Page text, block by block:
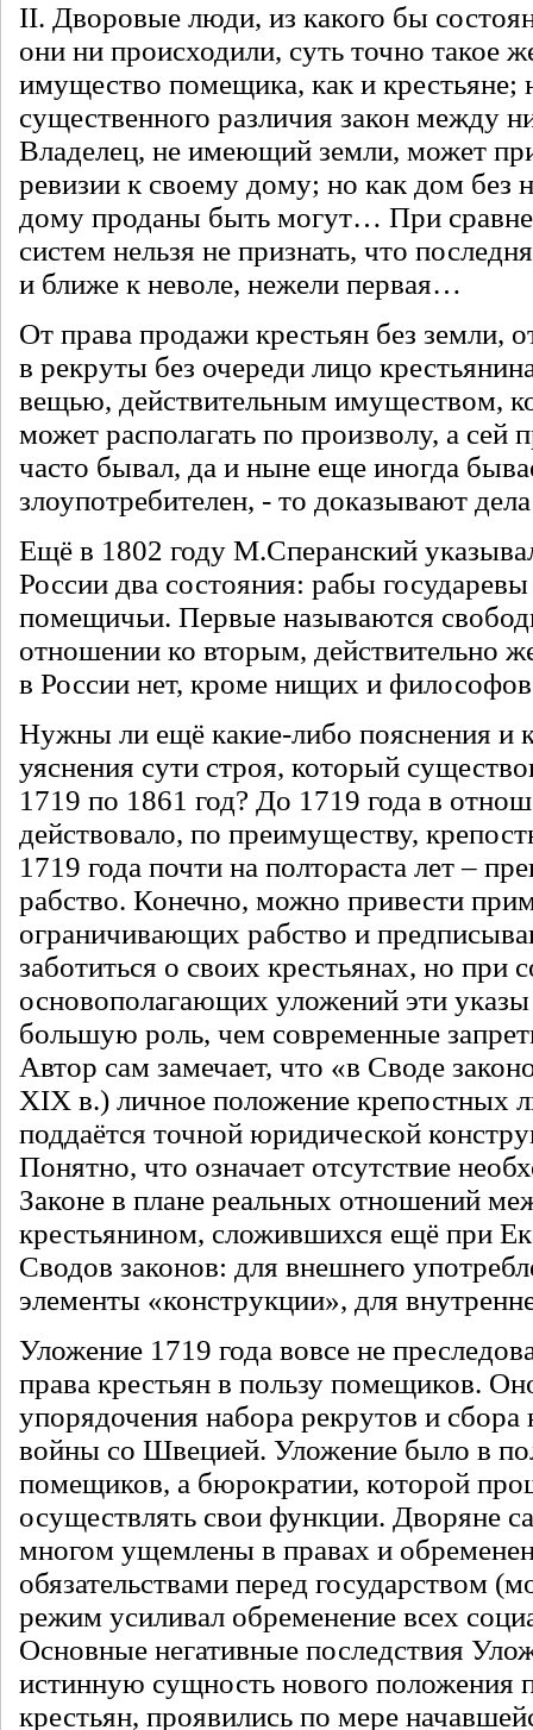
II. Дворовые люди, из какого бы
они ни происходили, суть точно такое
имущество помещика, как и крестьяне;
существенного различия закон между
Владелец, не имеющий земли, может
ревизии к своему дому; но как дом без
дому проданы быть могут… При
систем нельзя не признать, что
и ближе к неволе, нежели первая…
От права продажи крестьян без земли,
в рекруты без очереди лицо
вещью, действительным имуществом,
может располагать по произволу, а сей
часто бывал, да и ныне еще иногда
злоупотребителен, - то доказывают
Ещё в 1802 году М.Сперанский
России два состояния: рабы
помещичьи. Первые называются
отношении ко вторым, действительно
в России нет, кроме нищих и
Нужны ли ещё какие-либо пояснения и
уяснения сути строя, который
1719 по 1861 год? До 1719 года в
действовало, по преимуществу,
1719 года почти на полтораста лет –
рабство. Конечно, можно привести
ограничивающих рабство и
заботиться о своих крестьянах, но при
основополагающих уложений эти указы
большую роль, чем современные
Автор сам замечает, что «в Своде
XIX в.) личное положение крепостных
поддаётся точной юридической
Понятно, что означает отсутствие
Законе в плане реальных отношений
крестьянином, сложившихся ещё при
Сводов законов: для внешнего
элементы «конструкции», для
Уложение 1719 года вовсе не
права крестьян в пользу помещиков.
упорядочения набора рекрутов и сбора
войны со Швецией. Уложение было в
помещиков, а бюрократии, которой
осуществлять свои функции. Дворяне
многом ущемлены в правах и
обязательствами перед государством
режим усиливал обременение всех
Основные негативные последствия
истинную сущность нового положения
крестьян, проявились по мере